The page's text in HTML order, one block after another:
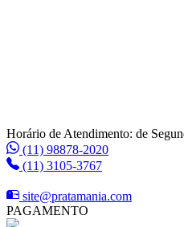
Horário de Atendimento: de
(11) 98878-2020
(11) 3105-3767
site@pratamania.com
PAGAMENTO